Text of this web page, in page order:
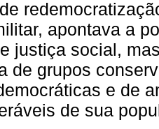
apontava a
justiça social,
de grupos
e de
de sua